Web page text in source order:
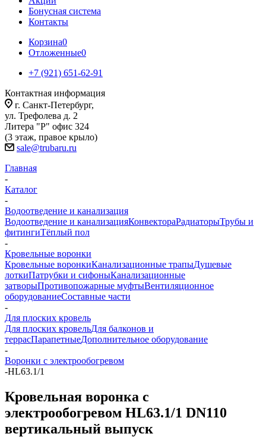
Бонусная система
Контакты
Корзина0
Отложенные0
+7 (921) 651-62-91
Контактная информация
г. Санкт-Петербург,
ул. Трефолева д. 2
Литера "Р" офис 324
(3 этаж, правое крыло)
sale@trubaru.ru
Главная
-
Каталог
-
Водоотведение и канализация
Водоотведение и канализацияКонвектораРадиаторыТрубы и
фитингиТёплый пол
-
Кровельные воронки
Кровельные воронкиКанализационные трапыДушевые
лоткиПатрубки и сифоныКанализационные
затворыПротивопожарные муфтыВентиляционное
оборудованиеСоставные части
-
Для плоских кровель
Для плоских кровельДля балконов и
террасПарапетныеДополнительное оборудование
-
Воронки с электрообогревом
-HL63.1/1
Кровельная воронка с
электрообогревом HL63.1/1 DN110
вертикальный выпуск